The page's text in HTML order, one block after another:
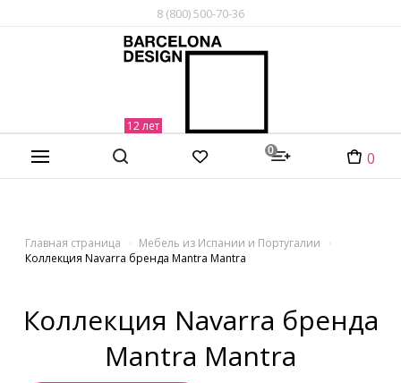
8 (800) 500-70-36
0 0
Главная страница
Мебель из Испании и Португалии
Коллекция Navarra бренда Mantra Mantra
Коллекция Navarra бренда
Mantra Mantra